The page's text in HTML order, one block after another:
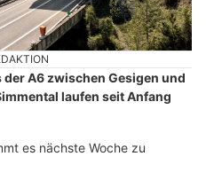
A6 zwischen Gesigen und
laufen seit Anfang
es nächste Woche zu